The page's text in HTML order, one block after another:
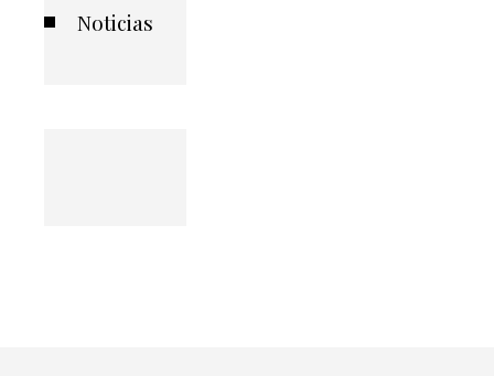
Noticias